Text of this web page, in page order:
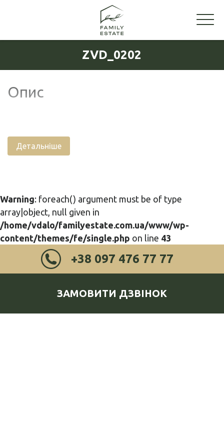
ZVD_0202
Опис
Детальніше
Warning: foreach() argument must be of type
array|object, null given in
/home/vdalo/familyestate.com.ua/www/wp-
content/themes/fe/single.php on line 43
+38 097 476 77 77
ЗАМОВИТИ ДЗВІНОК